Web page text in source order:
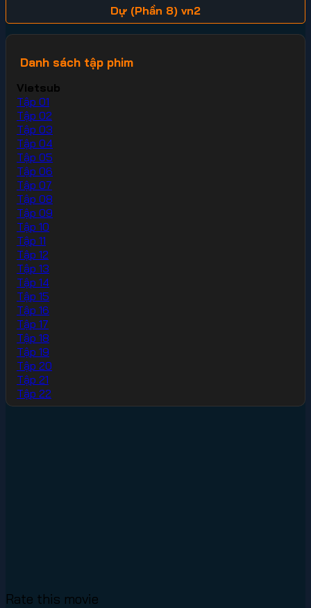
Dự (Phần 8) vn2
Danh sách tập phim
Vietsub
Tập 01
Tập 02
Tập 03
Tập 04
Tập 05
Tập 06
Tập 07
Tập 08
Tập 09
Tập 10
Tập 11
Tập 12
Tập 13
Tập 14
Tập 15
Tập 16
Tập 17
Tập 18
Tập 19
Tập 20
Tập 21
Tập 22
Rate this movie